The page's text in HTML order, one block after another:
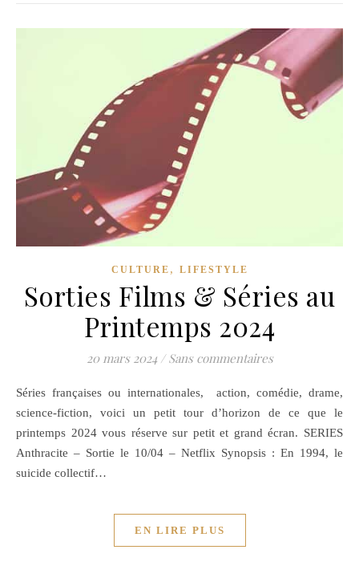
CULTURE , LIFESTYLE
Sorties Films & Séries au
Printemps 2024
20 mars 2024 / Sans commentaires
Séries françaises ou internationales, action, comédie, drame,
science-fiction, voici un petit tour d’horizon de ce que le
printemps 2024 vous réserve sur petit et grand écran. SERIES
Anthracite – Sortie le 10/04 – Netflix Synopsis : En 1994, le
suicide collectif…
EN LIRE PLUS